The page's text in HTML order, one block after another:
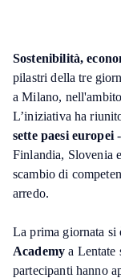
Sostenibilità,
pilastri della tre
a Milano,
L’iniziativa ha
sette paesi europei-
Finlandia, Slovenia
scambio di
arredo.
La prima giornata si
Academya Lentate
partecipanti hanno